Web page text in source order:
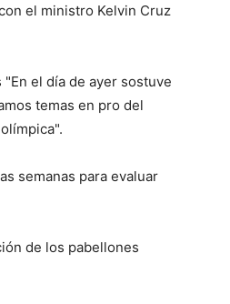
el ministro Kelvin Cruz
el día de ayer sostuve
temas en pro del
semanas para evaluar
de los pabellones